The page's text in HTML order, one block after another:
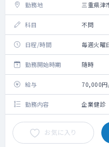
勤務地 三重県津
科目 不問
日程/時間 毎週火曜
勤務開始時期 随時
給与 70,000円
勤務内容 企業健診
お気に入り